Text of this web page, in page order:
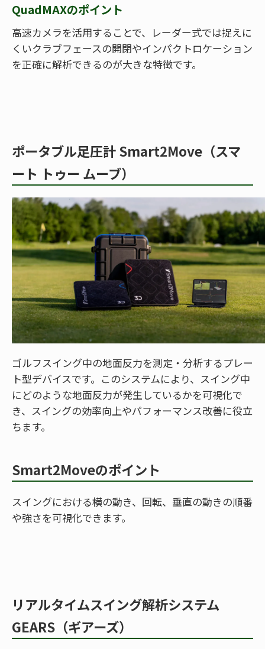
QuadMAXのポイント
高速カメラを活用することで、レーダー式では捉えに
くいクラブフェースの開閉やインパクトロケーション
を正確に解析できるのが大きな特徴です。
ポータブル足圧計 Smart2Move（スマ
ート トゥー ムーブ）
ゴルフスイング中の地面反力を測定・分析するプレー
ト型デバイスです。このシステムにより、スイング中
にどのような地面反力が発生しているかを可視化で
き、スイングの効率向上やパフォーマンス改善に役立
ちます。
Smart2Moveのポイント
スイングにおける横の動き、回転、垂直の動きの順番
や強さを可視化できます。
リアルタイムスイング解析システム
GEARS（ギアーズ）